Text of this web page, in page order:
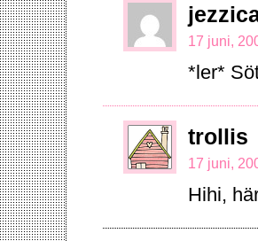
17 juni,
*ler*
trollis
17 juni,
Hihi,